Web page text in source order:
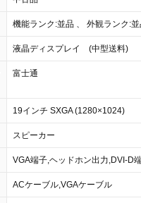
機能ランク:並品 、 外観ランク:
液晶ディスプレイ (中型送料)
富士通
19インチ SXGA (1280×1024)
スピーカー
VGA端子,ヘッドホン出力,DVI-D
ACケーブル,VGAケーブル